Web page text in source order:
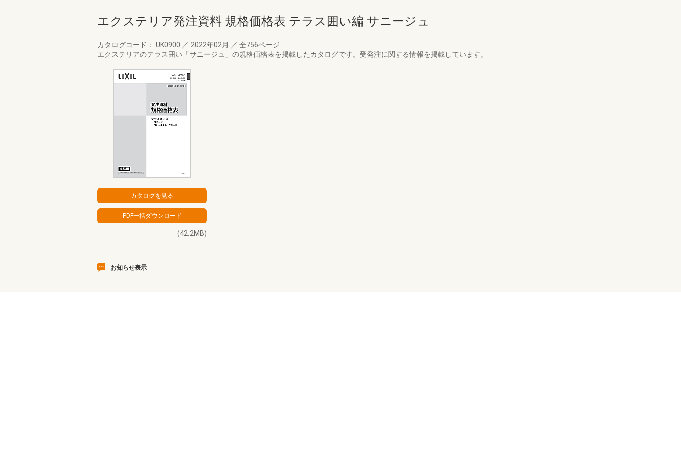
エクステリア発注資料 規格価格表 テラス囲い編 サニージュ
カタログコード： UK0900 ／ 2022年02月 ／ 全756ページ
エクステリアのテラス囲い「サニージュ」の規格価格表を掲載したカタログです。受発注に関する情報を掲載しています。
(42.2MB)
お知らせ表示